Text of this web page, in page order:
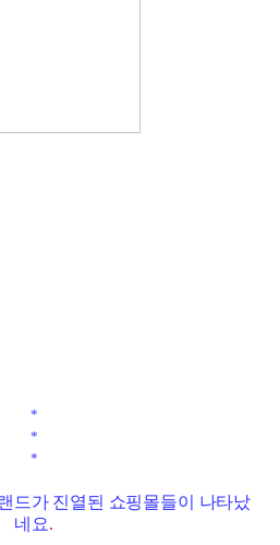
*
*
*
드가 진열된 쇼핑몰들이 나타났
네요.